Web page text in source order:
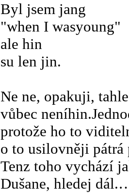
Byl jsem jang
"when I wasyoung"
ale hin
su len jin.
Ne ne, opakuji,
vůbec
protože ho to
o to usilovněji pátrá
Tenz toho vychází
Dušane, hledej